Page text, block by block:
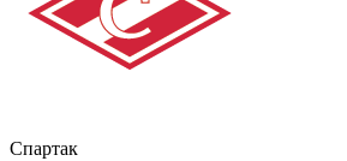
Спартак